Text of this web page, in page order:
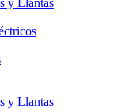
y Llantas